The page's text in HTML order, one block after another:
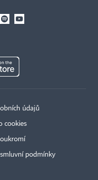
údajů
cookies
podmínky